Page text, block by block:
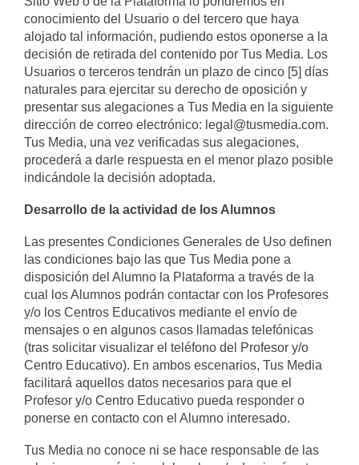
conocimiento del Usuario o del tercero que haya
alojado tal información, pudiendo estos oponerse a la
decisión de retirada del contenido por Tus Media. Los
Usuarios o terceros tendrán un plazo de cinco [5] días
naturales para ejercitar su derecho de oposición y
presentar sus alegaciones a Tus Media en la siguiente
dirección de correo electrónico: legal@tusmedia.com.
Tus Media, una vez verificadas sus alegaciones,
procederá a darle respuesta en el menor plazo posible
indicándole la decisión adoptada.
Desarrollo de la actividad de los Alumnos
Las presentes Condiciones Generales de Uso definen
las condiciones bajo las que Tus Media pone a
disposición del Alumno la Plataforma a través de la
cual los Alumnos podrán contactar con los Profesores
y/o los Centros Educativos mediante el envío de
mensajes o en algunos casos llamadas telefónicas
(tras solicitar visualizar el teléfono del Profesor y/o
Centro Educativo). En ambos escenarios, Tus Media
facilitará aquellos datos necesarios para que el
Profesor y/o Centro Educativo pueda responder o
ponerse en contacto con el Alumno interesado.
Tus Media no conoce ni se hace responsable de las